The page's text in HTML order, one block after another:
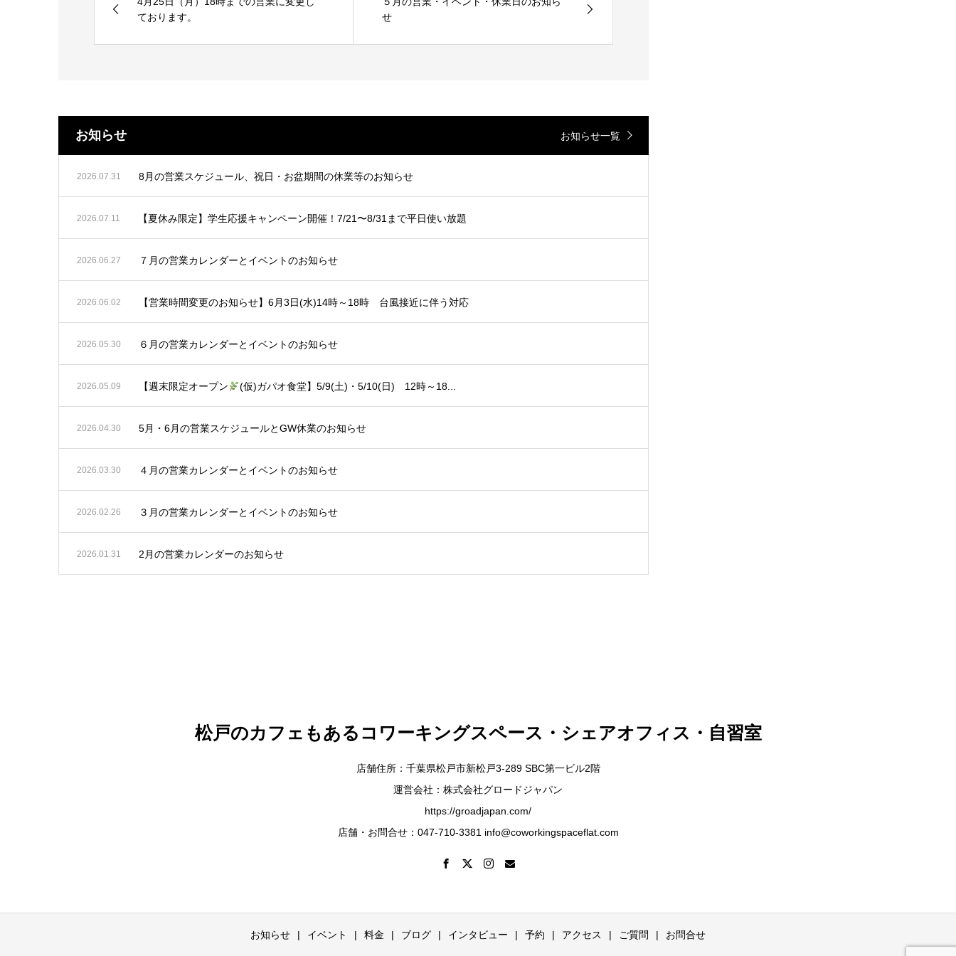
ております。
せ
お知らせ お知らせ一覧
2026.07.31 8月の営業スケジュール、祝日・お盆期間の休業等のお知らせ
2026.07.11 【夏休み限定】学生応援キャンペーン開催！7/21〜8/31まで平日使い放題
2026.06.27 ７月の営業カレンダーとイベントのお知らせ
2026.06.02 【営業時間変更のお知らせ】6月3日(水)14時～18時 台風接近に伴う対応
2026.05.30 ６月の営業カレンダーとイベントのお知らせ
2026.05.09 【週末限定オープン (仮)ガパオ食堂】5/9(土)・5/10(日) 12時～18...
2026.04.30 5月・6月の営業スケジュールとGW休業のお知らせ
2026.03.30 ４月の営業カレンダーとイベントのお知らせ
2026.02.26 ３月の営業カレンダーとイベントのお知らせ
2026.01.31 2月の営業カレンダーのお知らせ
松戸のカフェもあるコワーキングスペース・シェアオフィス・自習室
店舗住所：千葉県松戸市新松戸3-289 SBC第一ビル2階
運営会社：株式会社グロードジャパン
https://groadjapan.com/
店舗・お問合せ：047-710-3381 info@coworkingspaceflat.com
お知らせ イベント 料金 ブログ インタビュー 予約 アクセス ご質問 お問合せ